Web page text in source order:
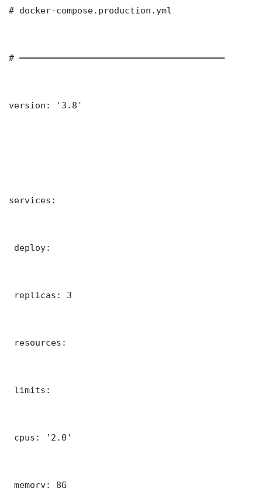
# docker-compose.production.yml
# ═══════════════════════════════════════
version: '3.8'
services:
deploy:
replicas: 3
resources:
limits:
cpus: '2.0'
memory: 8G